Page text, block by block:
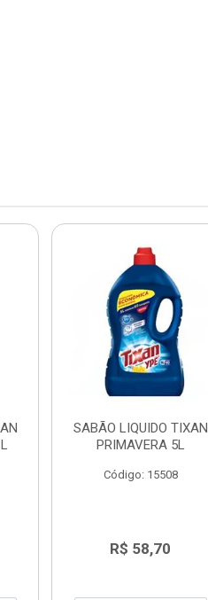
SABÃO LIQUIDO TIXAN
PRIMAVERA 5L
Código: 15508
R$ 58,70